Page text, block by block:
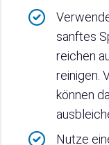
sanftes
reichen
reinigen.
können
Nutze